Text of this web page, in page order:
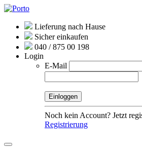
Lieferung nach Hause
Sicher einkaufen
040 / 875 00 198
Login
E-Mail
Noch kein Account? Jetzt
Registrierung